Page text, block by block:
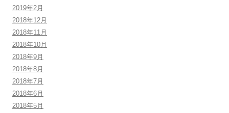
2019年2月
2018年12月
2018年11月
2018年10月
2018年9月
2018年8月
2018年7月
2018年6月
2018年5月